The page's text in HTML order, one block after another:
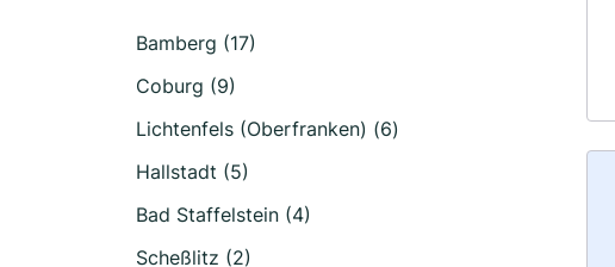
Bamberg (17)
Coburg (9)
Lichtenfels (Oberfranken) (6)
Hallstadt (5)
Bad Staffelstein (4)
Scheßlitz (2)